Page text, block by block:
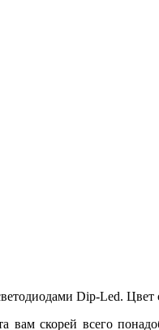
Dip-Led.
скорей всего